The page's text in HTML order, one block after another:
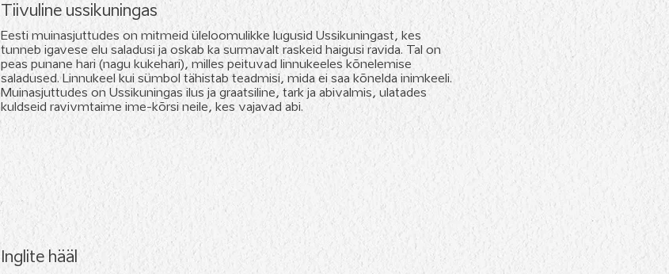
Tiivuline ussikuningas
Eesti muinasjuttudes on mitmeid üleloomulikke lugusid Ussikuningast, kes
tunneb igavese elu saladusi ja oskab ka surmavalt raskeid haigusi ravida. Tal on
peas punane hari (nagu kukehari), milles peituvad linnukeeles kõnelemise
saladused. Linnukeel kui sümbol tähistab teadmisi, mida ei saa kõnelda inimkeeli.
Muinasjuttudes on Ussikuningas ilus ja graatsiline, tark ja abivalmis, ulatades
kuldseid ravivmtaime ime-kõrsi neile, kes vajavad abi.
Inglite hääl